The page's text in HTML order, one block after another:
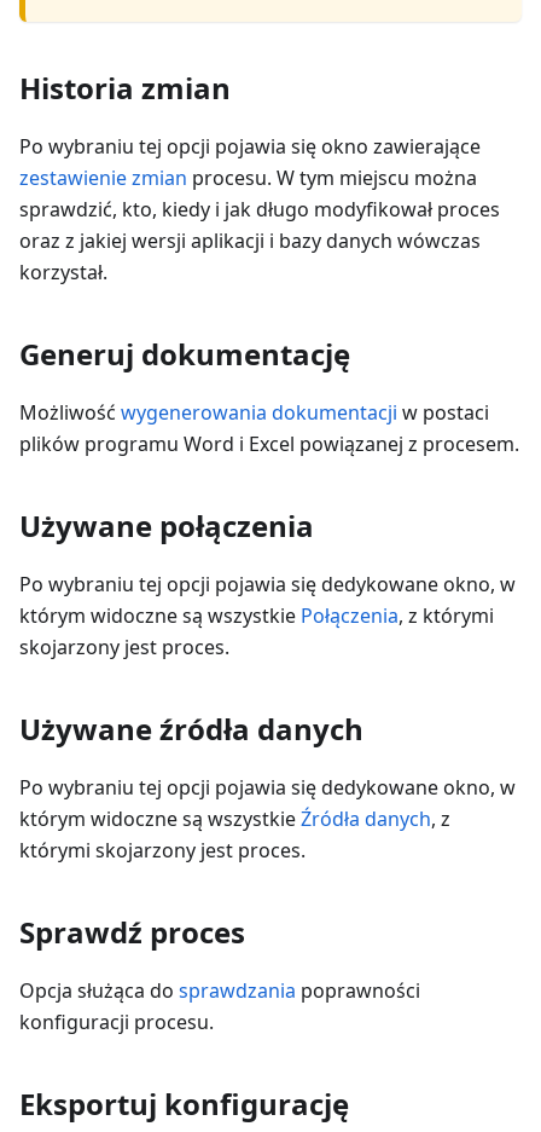
Historia zmian
Po wybraniu tej opcji pojawia się okno zawierające
zestawienie zmian procesu. W tym miejscu można
sprawdzić, kto, kiedy i jak długo modyfikował proces
oraz z jakiej wersji aplikacji i bazy danych wówczas
korzystał.
Generuj dokumentację
Możliwość wygenerowania dokumentacji w postaci
plików programu Word i Excel powiązanej z procesem.
Używane połączenia
Po wybraniu tej opcji pojawia się dedykowane okno, w
którym widoczne są wszystkie Połączenia, z którymi
skojarzony jest proces.
Używane źródła danych
Po wybraniu tej opcji pojawia się dedykowane okno, w
którym widoczne są wszystkieŹródła danych, z
którymi skojarzony jest proces.
Sprawdź proces
Opcja służąca do sprawdzania poprawności
konfiguracji procesu.
Eksportuj konfigurację